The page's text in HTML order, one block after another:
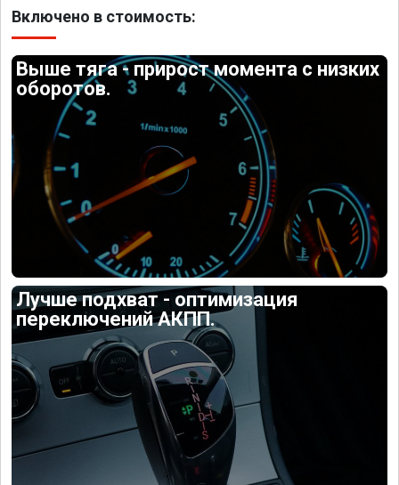
Включено в стоимость:
Выше тяга - прирост момента с низких
оборотов.
Лучше подхват - оптимизация
переключений АКПП.